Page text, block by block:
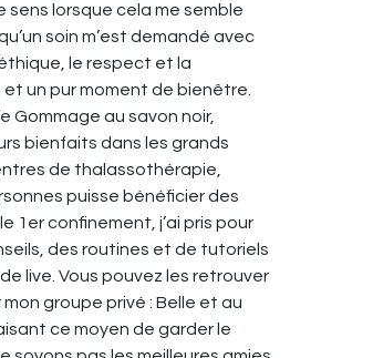
lorsque cela me semble
soin m’est demandé avec
le respect et la
un pur moment de bienêtre.
Gommage au savon noir,
bienfaits dans les grands
de thalassothérapie,
puisse bénéficier des
1er confinement, j’ai pris pour
des routines et de tutoriels
live. Vous pouvez les retrouver
groupe privé : Belle et au
ce moyen de garder le